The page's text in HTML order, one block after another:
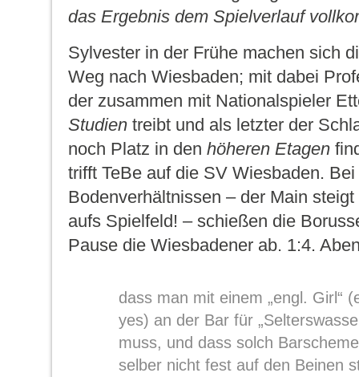
das Ergebnis dem Spielverlauf
Sylvester in der Frühe machen sich
Weg nach Wiesbaden; mit dabei
der zusammen mit Nationalspieler
Studien treibt und als letzter der
noch Platz in den höheren Etagen
trifft TeBe auf die SV Wiesbaden.
Bodenverhältnissen – der Main
aufs Spielfeld! – schießen die
Pause die Wiesbadener ab. 1:4.
dass man mit einem „engl. Girl“
yes) an der Bar für
muss, und dass solch
selber nicht fest auf den Beinen